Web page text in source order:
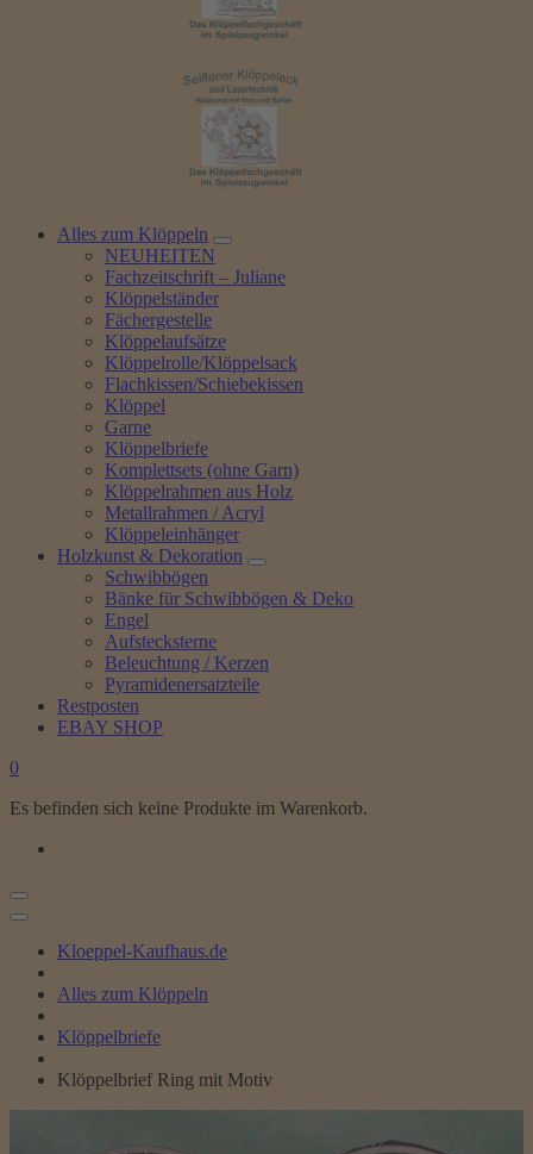
Alles zum Klöppeln
NEUHEITEN
Fachzeitschrift – Juliane
Klöppelständer
Fächergestelle
Klöppelaufsätze
Klöppelrolle/Klöppelsack
Flachkissen/Schiebekissen
Klöppel
Garne
Klöppelbriefe
Komplettsets (ohne Garn)
Klöppelrahmen aus Holz
Metallrahmen / Acryl
Klöppeleinhänger
Holzkunst & Dekoration
Schwibbögen
Bänke für Schwibbögen & Deko
Engel
Aufstecksterne
Beleuchtung / Kerzen
Pyramidenersatzteile
Restposten
EBAY SHOP
0
Es befinden sich keine Produkte im Warenkorb.
Kloeppel-Kaufhaus.de
Alles zum Klöppeln
Klöppelbriefe
Klöppelbrief Ring mit Motiv